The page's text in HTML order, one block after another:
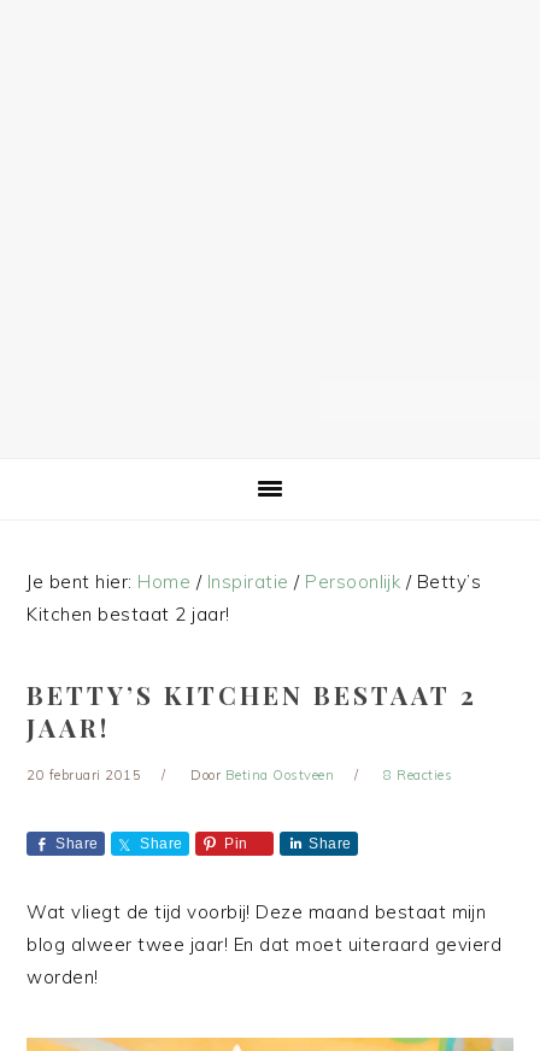
Je bent hier: Home / Inspiratie / Persoonlijk /Betty’s
Kitchen bestaat 2 jaar!
BETTY’S KITCHEN BESTAAT 2
JAAR!
20 februari 2015 Door Betina Oostveen 8 Reacties
Share Share Pin Share
Wat vliegt de tijd voorbij! Deze maand bestaat mijn
blog alweer twee jaar! En dat moet uiteraard gevierd
worden!